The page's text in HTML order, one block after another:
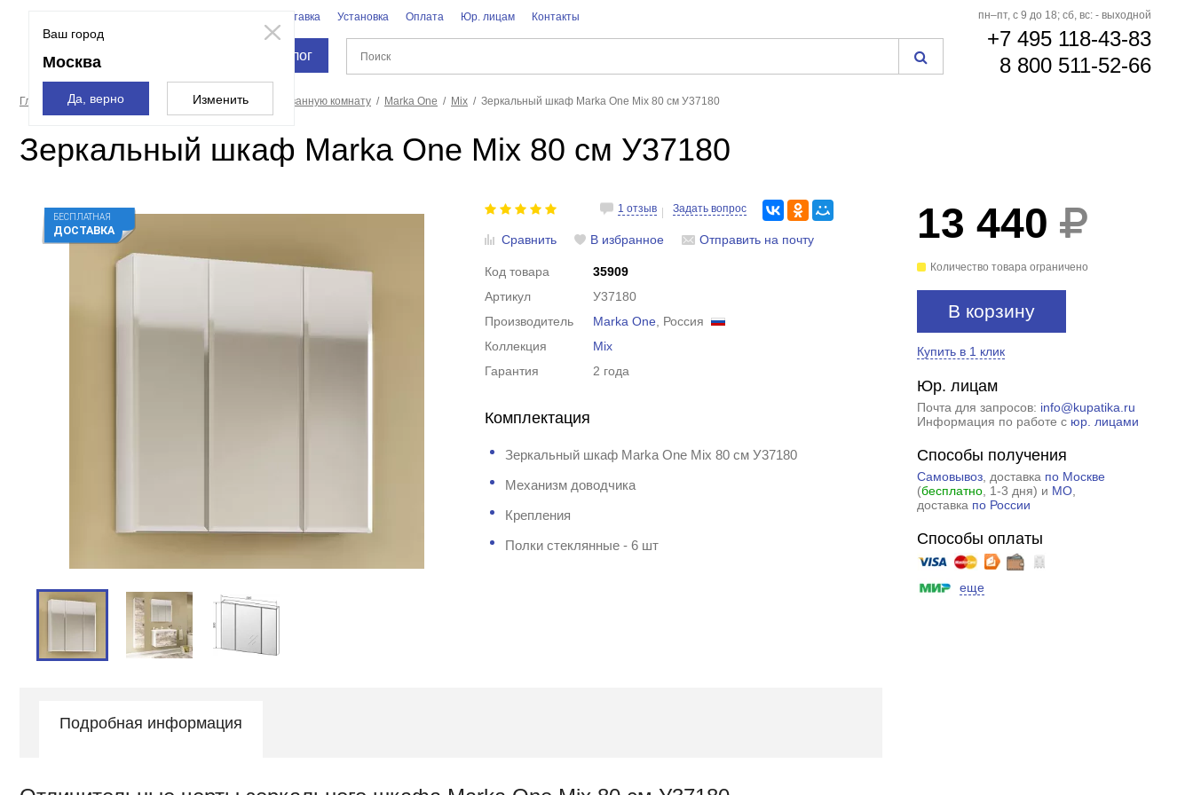
Ваш город
Москва
Да, верно Изменить
Доставка Установка Оплата Юр. лицам Контакты
Каталог
пн–пт, с 9 до 18; сб, вс: - выходной
+7 495 118-43-83
8 800 511-52-66
Главная страница Мебель для ванной Зеркала в ванную комнату Marka One Mix Зеркальный шкаф Marka One Mix 80 см У37180
Зеркальный шкаф Marka One Mix 80 см У37180
БЕСПЛАТНАЯ
ДОСТАВКА
1 отзыв Задать вопрос
Сравнить В избранное Отправить на почту
Код товара
35909
Артикул
У37180
Производитель
Marka One , Россия
Коллекция
Mix
Гарантия
2 года
Комплектация
Зеркальный шкаф Marka One Mix 80 см У37180
Механизм доводчика
Крепления
Полки стеклянные - 6 шт
13 440
Количество товара ограничено
В корзину
Купить в 1 клик
Юр. лицам
Почта для запросов: info@kupatika.ru
Информация по работе с юр. лицами
Способы получения
Самовывоз, доставка по Москве
(бесплатно, 1-3 дня) и МО,
доставка по России
Способы оплаты
еще
Подробная информация